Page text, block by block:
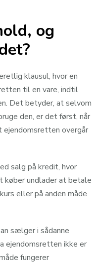
og
klausul, hvor en
til en vare, indtil
Det betyder, at selvom
den, er det først, når
overgår
salg på kredit, hvor
køber undlader at betale
eller på anden måde
sælger i sådanne
ejendomsretten ikke er
fungerer